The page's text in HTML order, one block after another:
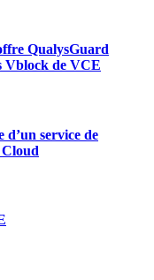
QualysGuard
Vblock de VCE
d’un service de
Cloud